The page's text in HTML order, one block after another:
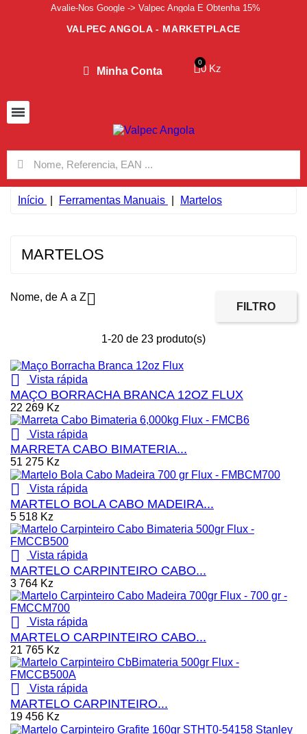
Avalie-Nos Google -> Valpec Angola E Obtenha 15%
VALPEC ANGOLA - MARKETPLACE
Minha Conta 0 Kz
Início Ferramentas Manuais Martelos
MARTELOS
Nome, de A a Z FILTRO
1-20 de 23 produto(s)
 Vista rápida
MAÇO BORRACHA BRANCA 12OZ FLUX
22 269 Kz
 Vista rápida
MARRETA CABO BIMATERIA...
51 275 Kz
 Vista rápida
MARTELO BOLA CABO MADEIRA...
5 518 Kz
 Vista rápida
MARTELO CARPINTEIRO CABO...
3 764 Kz
 Vista rápida
MARTELO CARPINTEIRO CABO...
21 765 Kz
 Vista rápida
MARTELO CARPINTEIRO...
19 456 Kz